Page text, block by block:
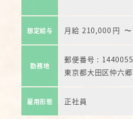
想定給与 月給 210,000 円 〜
勤務地
郵便番号 : 1440055
東京都大田区仲六
雇用形態 正社員